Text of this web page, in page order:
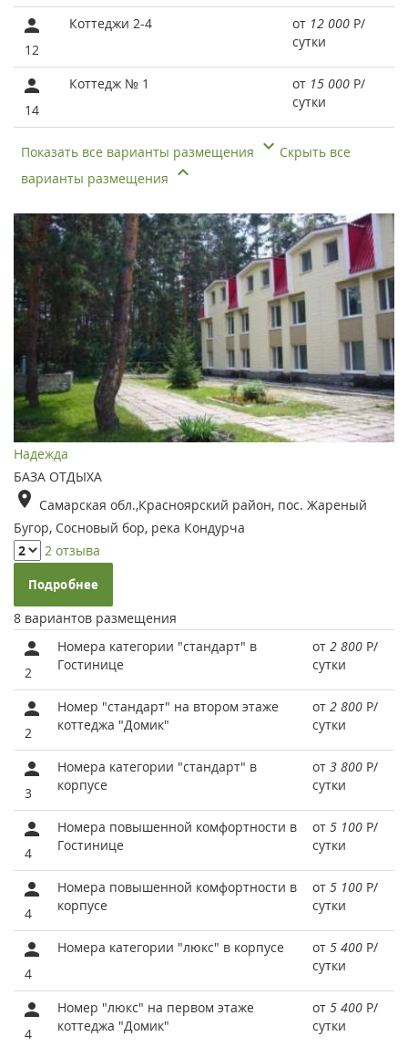
12
Коттеджи 2-4 от 12 000 Р/
сутки
14
Коттедж № 1 от 15 000 Р/
сутки
Показать все варианты размещения
Скрыть все
варианты размещения
Надежда
БАЗА ОТДЫХА
Самарская обл.,Красноярский район, пос. Жареный
Бугор, Сосновый бор, река Кондурча
2 отзыва
Подробнее
8 вариантов размещения
2
Номера категории "стандарт" в
Гостинице
от 2 800 Р/
сутки
2
Номер "стандарт" на втором этаже
коттеджа "Домик"
от 2 800 Р/
сутки
3
Номера категории "стандарт" в
корпусе
от 3 800 Р/
сутки
4
Номера повышенной комфортности в
Гостинице
от 5 100 Р/
сутки
4
Номера повышенной комфортности в
корпусе
от 5 100 Р/
сутки
4
Номера категории "люкс" в корпусе от 5 400 Р/
сутки
4
Номер "люкс" на первом этаже
коттеджа "Домик"
от 5 400 Р/
сутки